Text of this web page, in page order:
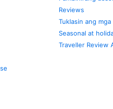
Reviews
Tuklasin ang
Seasonal at
Traveller Review